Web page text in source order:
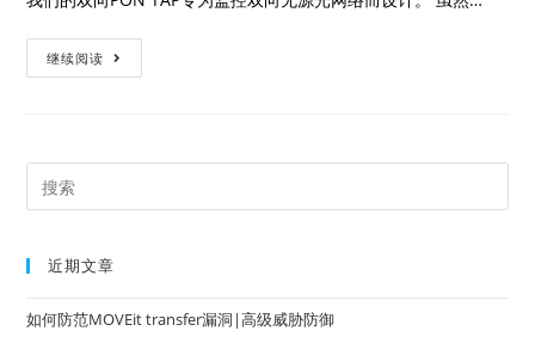
继续阅读
近期文章
如何防范MOVEit transfer漏洞|高级威胁防御